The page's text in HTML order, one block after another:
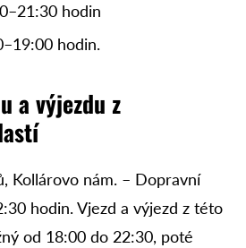
hodin
hodin.
a výjezdu z
Kollárovo nám. – Dopravní
hodin. Vjezd a výjezd z této
od 18:00 do 22:30, poté